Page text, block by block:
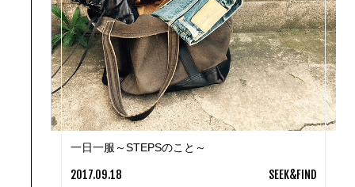
一日一服～STEPSのこと～
2017.09.18 SEEK&FIND